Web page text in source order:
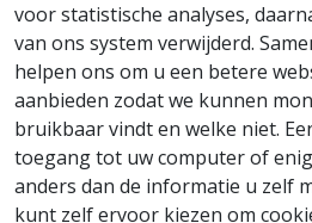
voor statistische analyses,
van ons system verwijderd.
helpen ons om u een betere
aanbieden zodat we kunnen
bruikbaar vindt en welke niet.
toegang tot uw computer of
anders dan de informatie u zelf
kunt zelf ervoor kiezen om